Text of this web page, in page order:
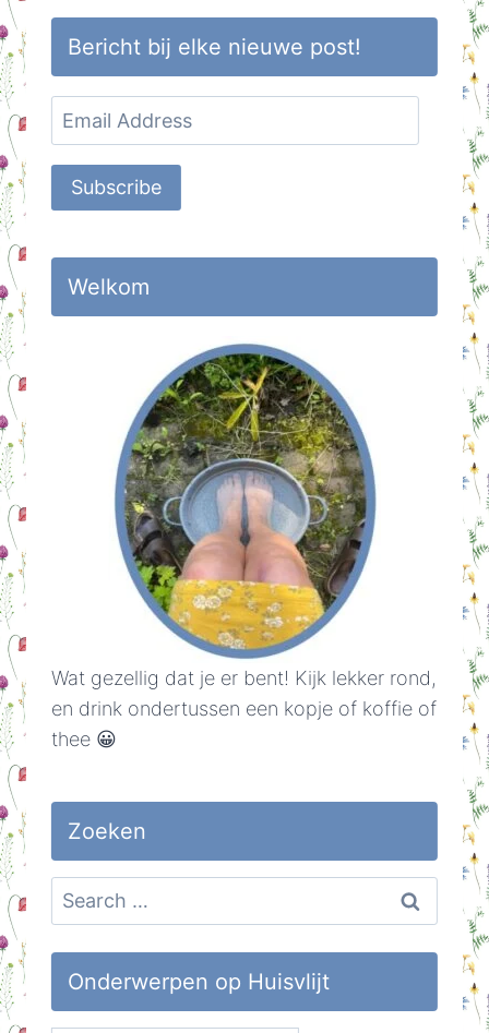
Bericht bij elke nieuwe post!
Email
Address
Subscribe
Welkom
Wat gezellig dat je er bent! Kijk lekker rond,
en drink ondertussen een kopje of koffie of
thee 😀
Zoeken
Search
for:
Onderwerpen op Huisvlijt